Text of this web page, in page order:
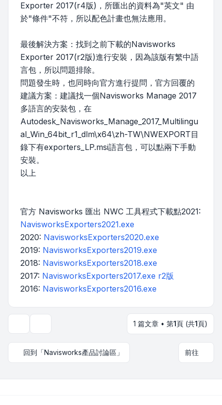
Exporter 2017(r4版)，所匯出的資料為"英文" 由
於"條件"不符，所以配色計畫也無法應用。
最後解決方案：找到之前下載的Navisworks
Exporter 2017(r2版)進行安裝，因為該版有繁中語
言包，所以問題排除。
問題發生時，也同時向官方進行提問，官方回覆的
建議方案：建議找一個Navisworks Manage 2017
多語言的安裝包，在
Autodesk_Navisworks_Manage_2017_Multilingu
al_Win_64bit_r1_dlm\x64\zh-TW\NWEXPORT目
錄下有exporters_LP.msi語言包，可以點兩下手動
安裝。
以上
官方 Navisworks 匯出 NWC 工具程式下載點2021:
NavisworksExporters2021.exe
2020: NavisworksExporters2020.exe
2019: NavisworksExporters2019.exe
2018: NavisworksExporters2018.exe
2017: NavisworksExporters2017.exe r2版
2016: NavisworksExporters2016.exe
1 篇文章 • 第1頁 (共1頁)
回到「Navisworks產品討論區」 前往